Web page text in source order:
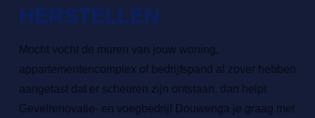
HERSTELLEN
Mocht vocht de muren van jouw woning,
appartementencomplex of bedrijfspand al zover hebben
aangetast dat er scheuren zijn ontstaan, dan helpt
Gevelrenovatie- en voegbedrijf Douwenga je graag met